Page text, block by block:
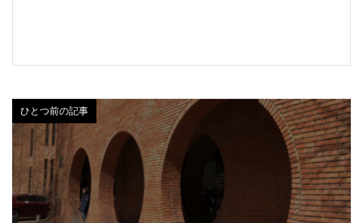
ひとつ前の記事